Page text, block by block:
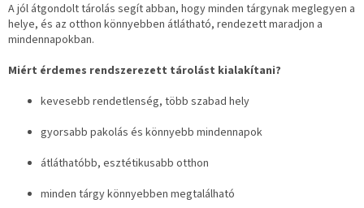
A jól átgondolt tárolás segít abban, hogy minden tárgynak meglegyen a
helye, és az otthon könnyebben átlátható, rendezett maradjon a
mindennapokban.
Miért érdemes rendszerezett tárolást kialakítani?
kevesebb rendetlenség, több szabad hely
gyorsabb pakolás és könnyebb mindennapok
átláthatóbb, esztétikusabb otthon
minden tárgy könnyebben megtalálható